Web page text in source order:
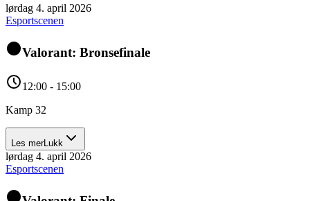
lørdag 4. april 2026
Esportscenen
Valorant: Bronsefinale
12:00 - 15:00
Kamp 32
Les merLukk
lørdag 4. april 2026
Esportscenen